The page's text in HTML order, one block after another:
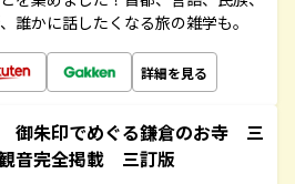
誰かに話したくなる旅の雑学も。
詳細を見る
御朱印でめぐる鎌倉のお寺 三
音完全掲載 三訂版